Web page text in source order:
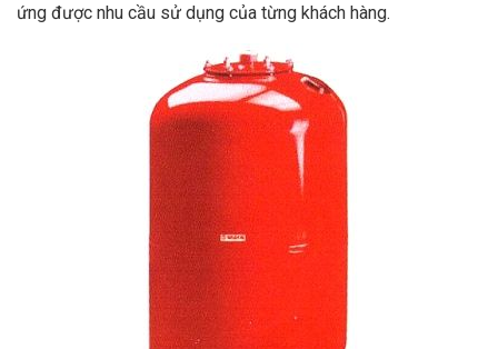
ứng được nhu cầu sử dụng của từng khách hàng.